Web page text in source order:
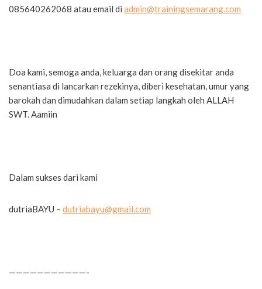
085640262068 atau email di admin@trainingsemarang.com
Doa kami, semoga anda, keluarga dan orang disekitar anda
senantiasa di lancarkan rezekinya, diberi kesehatan, umur yang
barokah dan dimudahkan dalam setiap langkah oleh ALLAH
SWT. Aamiin
Dalam sukses dari kami
dutriaBAYU – dutriabayu@gmail.com
———————————-